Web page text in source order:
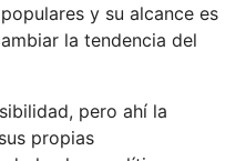
y su alcance es
la tendencia del
pero ahí la
propias